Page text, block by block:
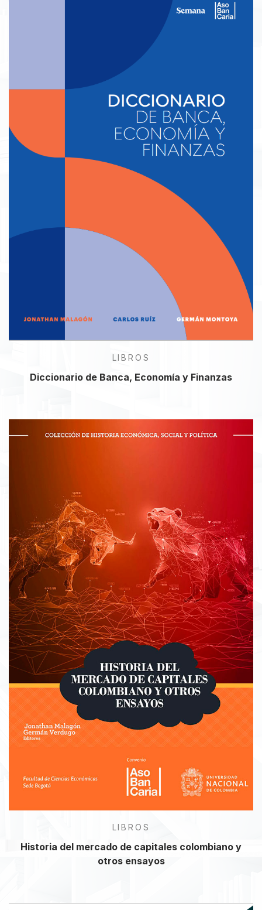
LIBROS
Diccionario de Banca, Economía y Finanzas
LIBROS
Historia del mercado de capitales colombiano y
otros ensayos